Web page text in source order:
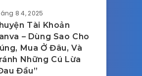
8 4, 2025
Tài Khoản
– Dùng Sao Cho
Mua Ở Đâu, Và
Những Cú Lừa
Đầu”